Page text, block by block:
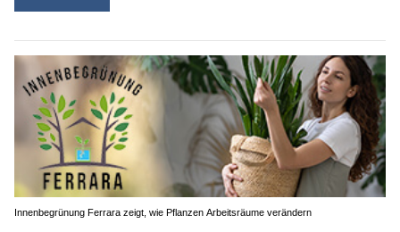
Innenbegrünung Ferrara zeigt, wie Pflanzen Arbeitsräume verändern